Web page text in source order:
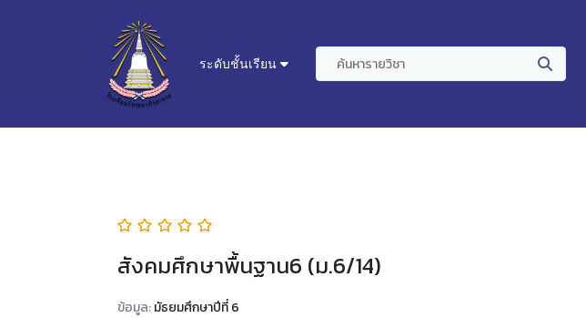
ระดับชั้นเรียน
สังคมศึกษาพื้นฐาน6 (ม.6/14)
ข้อมูล:มัธยมศึกษาปีที่ 6